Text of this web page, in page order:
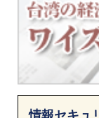
情報セキュ